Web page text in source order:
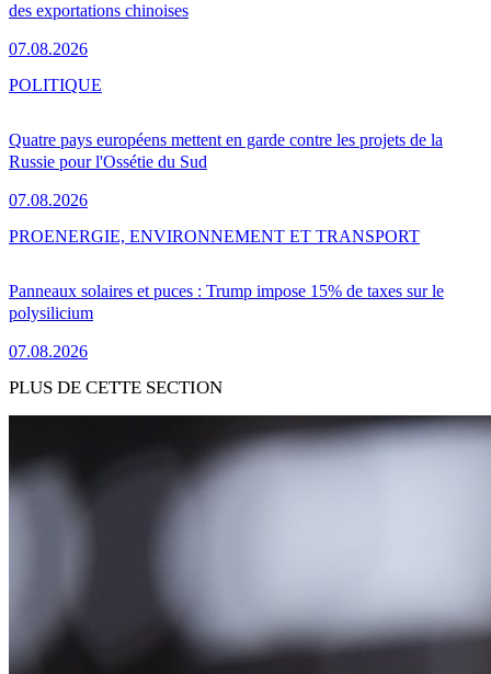
des exportations chinoises
07.08.2026
Quatre pays européens mettent en garde contre les projets de la
Russie pour l'Ossétie du Sud
07.08.2026
POLITIQUE
Panneaux solaires et puces : Trump impose 15% de taxes sur le
polysilicium
07.08.2026
PROENERGIE, ENVIRONNEMENT ET TRANSPORT
PLUS DE CETTE SECTION